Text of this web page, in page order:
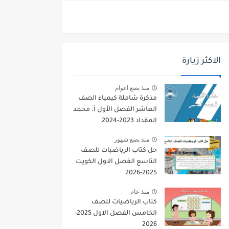
الاكثر زيارة
منذ بضع اعوام
مذكرة شاملة كيمياء الصف
العاشر الفصل الأول أ. محمد
المقداد 2023-2024
منذ بضع شهور
حل كتاب الرياضيات للصف
التاسع الفصل الاول الكويت
2025-2026
منذ عام
كتاب الرياضيات للصف
الخامس الفصل الاول 2025-
2026